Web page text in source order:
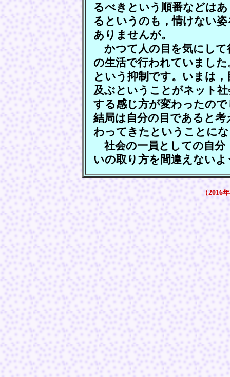
るべきという順番などは
るというのも，情けない
ありませんが。
かつて人の目を気にして
の生活で行われていまし
という抑制です。いまは
及ぶということがネット
する感じ方が変わったの
結局は自分の目であると
わってきたということに
社会の一員としての自分
いの取り方を間違えない
（2016